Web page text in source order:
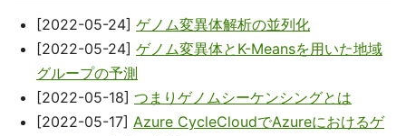
[2022-05-24] ゲノム変異体解析の並列化
[2022-05-24] ゲノム変異体とK-Meansを用いた地域
グループの予測
[2022-05-18] つまりゲノムシーケンシングとは
[2022-05-17] Azure CycleCloudでAzureにおけるゲ